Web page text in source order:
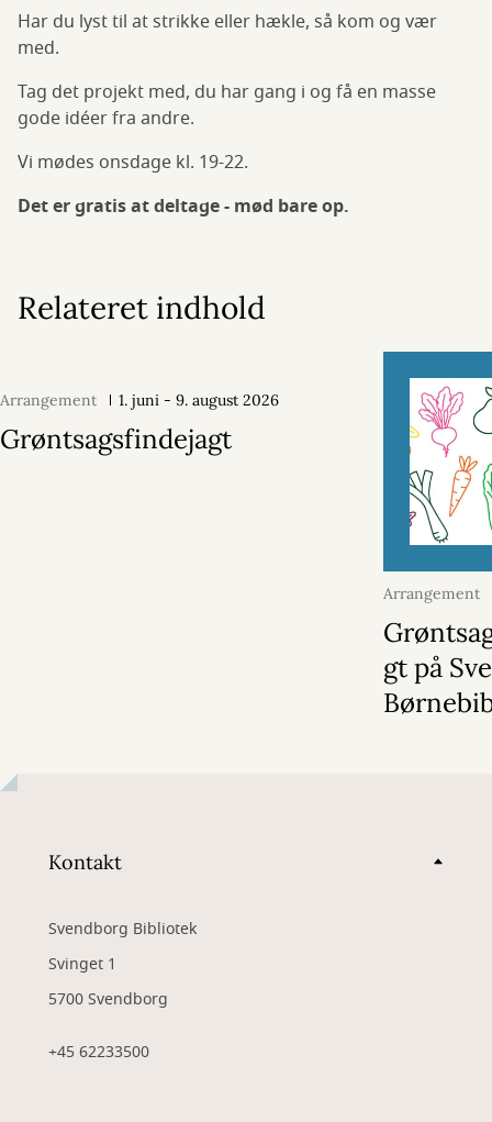
Har du lyst til at strikke eller hækle, så kom og vær
med.
Tag det projekt med, du har gang i og få en masse
gode idéer fra andre.
Vi mødes onsdage kl. 19-22.
Det er gratis at deltage - mød bare op.
Relateret indhold
Arrangement 1. juni - 9. august 2026
Grøntsagsfindejagt
Arrangement
august 2026
gt på
Kontakt
Svendborg Bibliotek
Svinget 1
5700 Svendborg
+45 62233500